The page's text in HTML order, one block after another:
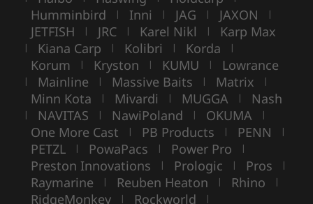
Humminbird | Inni | JAG | JAXON |
JETFISH | JRC | Karel Nikl | Karp Max
| Kiana Carp | Kolibri | Korda |
Korum | Kryston | KUMU | Lowrance
| Mainline | Massive Baits | Matrix |
Minn Kota | Mivardi | MUGGA | Nash
| NAVITAS | NawiPoland | OKUMA |
One More Cast | PB Products | PENN |
PETZL | PowaPacs | Power Pro |
Preston Innovations | Prologic | Pros |
Raymarine | Reuben Heaton | Rhino |
RidgeMonkey | Rockworld |